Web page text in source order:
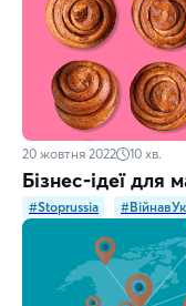
20 жовтня 2022 10 хв.
Бізнес-ідеї для
#Stoprussia